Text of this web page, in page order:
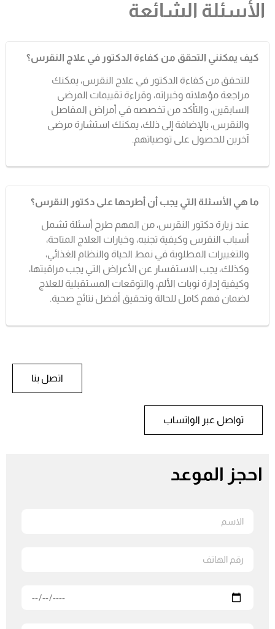
الأسئلة الشائعة
كيف يمكنني التحقق من كفاءة الدكتور في علاج النقرس؟
للتحقق من كفاءة الدكتور في علاج النقرس، يمكنك
مراجعة مؤهلاته وخبراته، وقراءة تقييمات المرضى
السابقين، والتأكد من تخصصه في أمراض المفاصل
والنقرس، بالإضافة إلى ذلك، يمكنك استشارة مرضى
آخرين للحصول على توصياتهم.
ما هي الأسئلة التي يجب أن أطرحها على دكتور النقرس؟
عند زيارة دكتور النقرس، من المهم طرح أسئلة تشمل
أسباب النقرس وكيفية تجنبه، وخيارات العلاج المتاحة،
والتغييرات المطلوبة في نمط الحياة والنظام الغذائي،
وكذلك، يجب الاستفسار عن الأعراض التي يجب مراقبتها،
وكيفية إدارة نوبات الألم، والتوقعات المستقبلية للعلاج
لضمان فهم كامل للحالة وتحقيق أفضل نتائج صحية.
اتصل بنا
تواصل عبر الواتساب
احجز الموعد